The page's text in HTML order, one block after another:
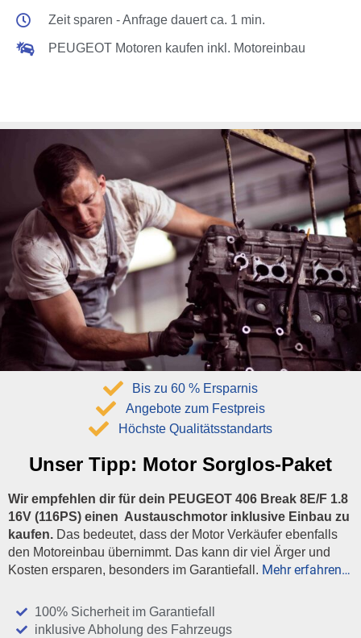
Zeit sparen - Anfrage dauert ca. 1 min.
PEUGEOT Motoren kaufen inkl. Motoreinbau
Unser Tipp: Motor Sorglos-Paket
Wir empfehlen dir für dein PEUGEOT 406 Break 8E/F 1.8
16V (116PS) einen Austauschmotor inklusive Einbau zu
kaufen. Das bedeutet, dass der Motor Verkäufer ebenfalls
den Motoreinbau übernimmt. Das kann dir viel Ärger und
Kosten ersparen, besonders im Garantiefall. Mehr erfahren…
100% Sicherheit im Garantiefall
inklusive Abholung des Fahrzeugs
Bis zu 60 % Ersparnis
Angebote zum Festpreis
Höchste Qualitätsstandarts